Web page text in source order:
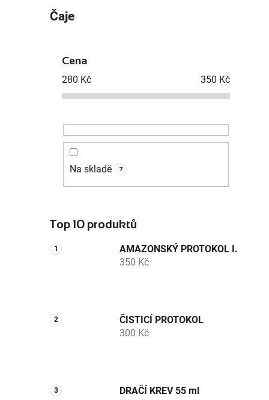
Čaje
Cena
280 Kč 350 Kč
Na skladě 7
Top 10 produktů
AMAZONSKÝ PROTOKOL I.
350 Kč
ČISTICÍ PROTOKOL
300 Kč
DRAČÍ KREV 55 ml